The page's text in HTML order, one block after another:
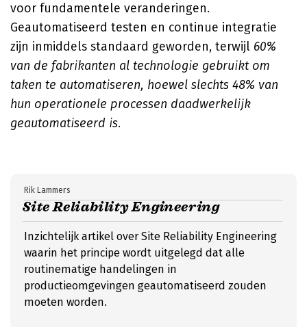
voor fundamentele veranderingen.
Geautomatiseerd testen en continue integratie
zijn inmiddels standaard geworden, terwijl 60%
van de fabrikanten al technologie gebruikt om
taken te automatiseren, hoewel slechts 48% van
hun operationele processen daadwerkelijk
geautomatiseerd is.
Site Reliability Engineering
Rik Lammers
Inzichtelijk artikel over Site Reliability Engineering
waarin het principe wordt uitgelegd dat alle
routinematige handelingen in
productieomgevingen geautomatiseerd zouden
moeten worden.